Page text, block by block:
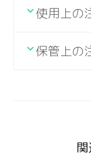
使用上の
保管上の